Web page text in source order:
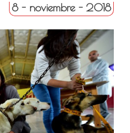
8 - noviembre - 2018